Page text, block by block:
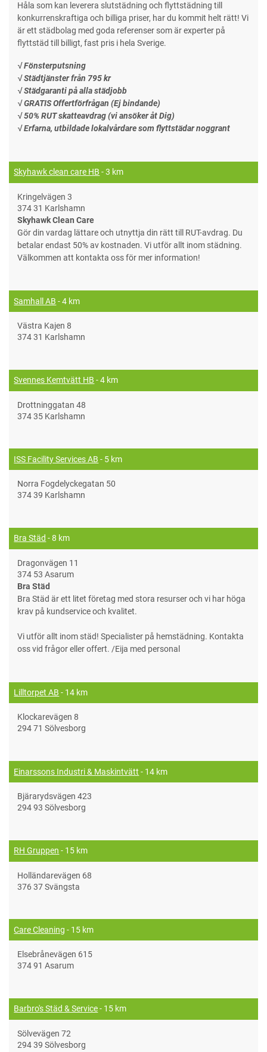
Håla som kan leverera slutstädning och flyttstädning till
konkurrenskraftiga och billiga priser, har du kommit helt rätt! Vi
är ett städbolag med goda referenser som är experter på
flyttstäd till billigt, fast pris i hela Sverige.
√ Fönsterputsning
√ Städtjänster från 795 kr
√ Städgaranti på alla städjobb
√ GRATIS Offertförfrågan (Ej bindande)
√ 50% RUT skatteavdrag (vi ansöker åt Dig)
√ Erfarna, utbildade lokalvårdare som flyttstädar noggrant
Skyhawk clean care HB - 3 km
Kringelvägen 3
374 31 Karlshamn
Skyhawk Clean Care
Gör din vardag lättare och utnyttja din rätt till RUT-avdrag. Du
betalar endast 50% av kostnaden. Vi utför allt inom städning.
Välkommen att kontakta oss för mer information!
Samhall AB - 4 km
Västra Kajen 8
374 31 Karlshamn
Svennes Kemtvätt HB - 4 km
Drottninggatan 48
374 35 Karlshamn
ISS Facility Services AB - 5 km
Norra Fogdelyckegatan 50
374 39 Karlshamn
Bra Städ - 8 km
Dragonvägen 11
374 53 Asarum
Bra Städ
Bra Städ är ett litet företag med stora resurser och vi har höga
krav på kundservice och kvalitet.
Vi utför allt inom städ! Specialister på hemstädning. Kontakta
oss vid frågor eller offert. /Eija med personal
Lilltorpet AB - 14 km
Klockarevägen 8
294 71 Sölvesborg
Einarssons Industri & Maskintvätt - 14 km
Bjärarydsvägen 423
294 93 Sölvesborg
RH Gruppen - 15 km
Holländarevägen 68
376 37 Svängsta
Care Cleaning - 15 km
Elsebrånevägen 615
374 91 Asarum
Barbro's Städ & Service- 15 km
Sölvevägen 72
294 39 Sölvesborg